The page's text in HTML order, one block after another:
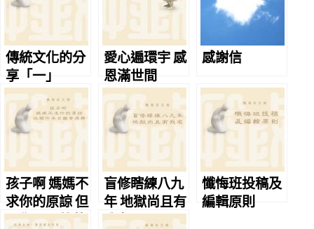
傳統文化的分
享「一」
愛心遍環宇 感
恩滿世間
感謝信
孩子啊 媽媽不
求你的原諒 但
願你早日離苦
盲修瞎練八九
年 地獄尚且有
我名
懺悔班投稿及
編輯原則